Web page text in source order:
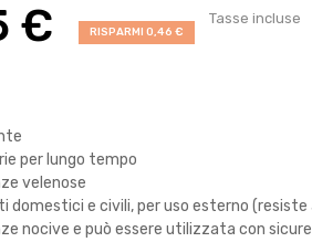
€ RISPARMI 0,46 €
Tasse incluse
per lungo tempo
velenose
domestici e civili, per uso esterno (resiste
nocive e può essere utilizzata con